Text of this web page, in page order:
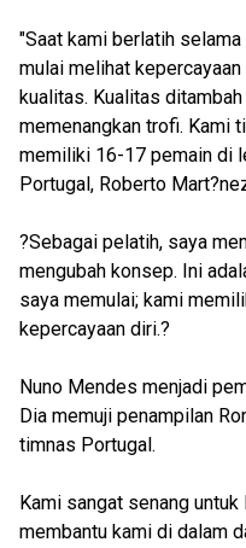
"Saat kami berlatih
mulai melihat
kualitas. Kualitas
memenangkan trofi. Kami
memiliki 16-17 pemain di
Portugal, Roberto
?Sebagai pelatih, saya
mengubah konsep. Ini
saya memulai; kami
kepercayaan diri.?
Nuno Mendes menjadi
Dia memuji penampilan
timnas Portugal.
Kami sangat senang untuk
membantu kami di dalam